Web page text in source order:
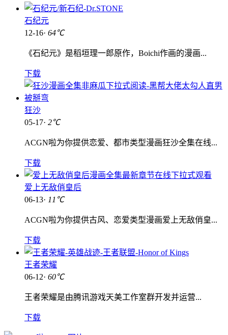
石纪元
12-16· 64℃
《石纪元》是稻垣理一郎原作，Boichi作画的漫画...
下载
狂沙
05-17· 2℃
ACGN啦为你提供恋爱、都市类型漫画狂沙全集在线...
下载
爱上无敌俏皇后
06-13· 11℃
ACGN啦为你提供古风、恋爱类型漫画爱上无敌俏皇...
下载
王者荣耀
06-12· 60℃
王者荣耀是由腾讯游戏天美工作室群开发并运营...
下载